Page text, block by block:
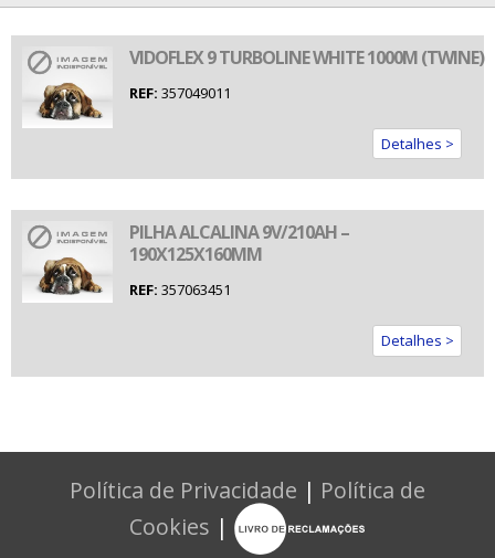
VIDOFLEX 9 TURBOLINE WHITE 1000M (TWINE)
REF: 357049011
Detalhes >
PILHA ALCALINA 9V/210AH –
190X125X160MM
REF: 357063451
Detalhes >
Política de Privacidade | Política de
Cookies |